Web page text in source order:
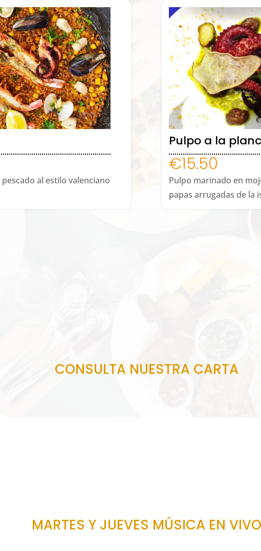
al estilo valenciano
Pulpo a la
€15.50
Pulpo marinado en
papas arrugadas de la
CONSULTA NUESTRA CARTA
MARTES Y JUEVES MÚSICA EN VIVO